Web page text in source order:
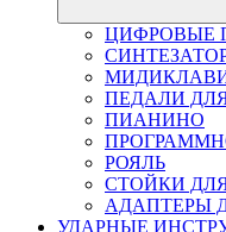
ЦИФРОВЫЕ
ПЕДАЛИ
ПИАНИНО
РОЯЛЬ
СТОЙКИ
АДАПТЕРЫ
УДАРНЫЕ